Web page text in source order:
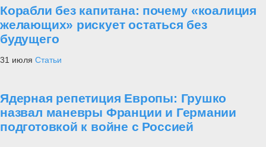
Корабли без капитана: почему «коалиция
желающих» рискует остаться без
будущего
31 июля Статьи
Ядерная репетиция Европы: Грушко
назвал маневры Франции и Германии
подготовкой к войне с Россией